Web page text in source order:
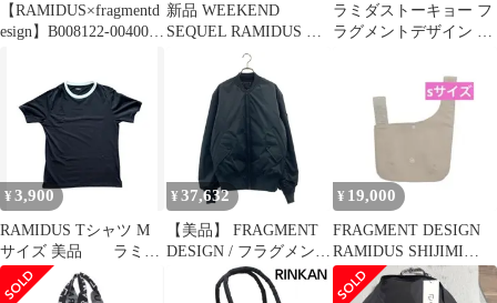
【RAMIDUS×fragmentd
esign】B008122-00400
新品 WEEKEND
SEQUEL RAMIDUS バ
ックパック 藤原ヒロシ
ラミダストーキョー フ
ラグメントデザイン ミ
¥ 3,900
RAMIDUS Tシャツ M
サイズ 美品 ラミダ
ス バック
¥ 37,632
【美品】 FRAGMENT
DESIGN / フラグメント
デザイン | RAMIDUS /
MASTERNAVY MA-1
¥ 19,000
FRAGMENT DESIGN
RAMIDUS SHIJIMI
BAG ベージュ